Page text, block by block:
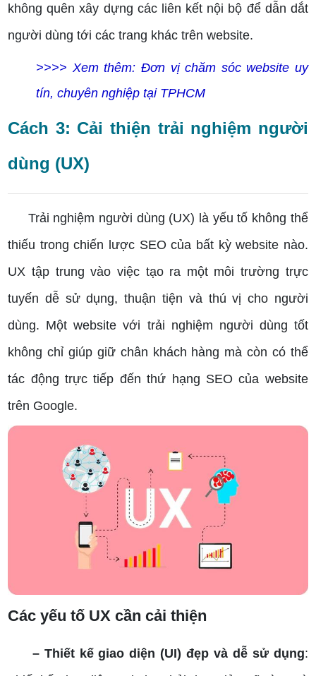
không quên xây dựng các liên kết nội bộ để dẫn dắt
người dùng tới các trang khác trên website.
>>>> Xem thêm: Đơn vị chăm sóc website uy
tín, chuyên nghiệp tại TPHCM
Cách 3: Cải thiện trải nghiệm người
dùng (UX)
Trải nghiệm người dùng (UX) là yếu tố không thể
thiếu trong chiến lược SEO của bất kỳ website nào.
UX tập trung vào việc tạo ra một môi trường trực
tuyến dễ sử dụng, thuận tiện và thú vị cho người
dùng. Một website với trải nghiệm người dùng tốt
không chỉ giúp giữ chân khách hàng mà còn có thể
tác động trực tiếp đến thứ hạng SEO của website
trên Google.
Các yếu tố UX cần cải thiện
– Thiết kế giao diện (UI) đẹp và dễ sử dụng: